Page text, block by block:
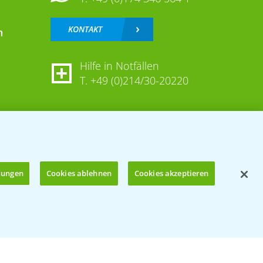
KONTAKT
Hilfe in Notfällen
T. +49 (0)214/30-20220
Cookies ablehnen Cookies akzeptieren